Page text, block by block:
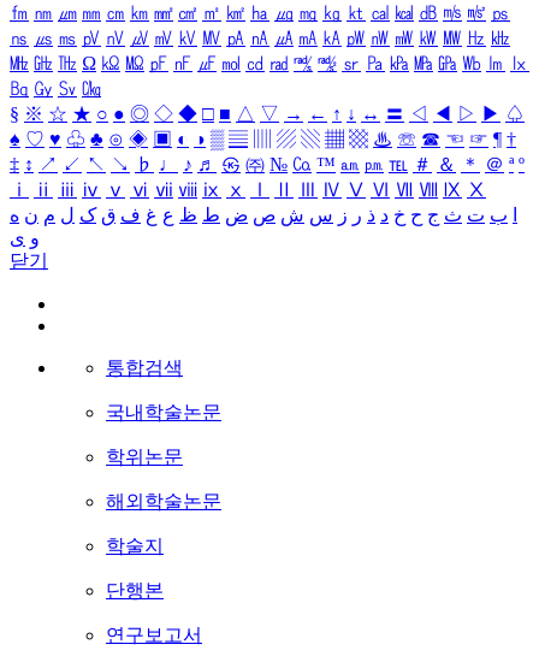
㎙ ㎚ ㎛ ㎜ ㎝ ㎞ ㎟ ㎠ ㎡ ㎢ ㏊ ㎍ ㎎ ㎏ ㏏ ㎈ ㎉ ㏈ ㎧ ㎨ ㎰
㎱ ㎲ ㎳ ㎴ ㎵ ㎶ ㎷ ㎸ ㎹ ㎀ ㎁ ㎂ ㎃ ㎄ ㎺ ㎻ ㎽ ㎾ ㎿ ㎐ ㎑
㎒ ㎓ ㎔ Ω ㏀ ㏁ ㎊ ㎋ ㎌ ㏖ ㏅ ㎭ ㎮ ㎯ ㏛ ㎩ ㎪ ㎫ ㎬ ㏝ ㏐
㏓
㏃ ㏉ ㏜ ㏆
§ ※ ☆ ★ ○ ● ◎ ◇ ◆ □ ■ △ ▽ → ← ↑ ↓ ↔ 〓 ◁ ◀ ▷ ▶ ♤
♠ ♡ ♥ ♧ ♣ ⊙ ◈ ▣ ◐ ◑ ▒ ▤ ▨ ▧ ▦ ▩ ♨ ☏ ☎ ☜ ☞ ¶ †
‡ ↕ ↗ ↙ ↖ ↘ ♭ ♩ ♪ ♬ ㉿ ㈜ № ㏇ ™ ㏂ ㏘ ℡ ＃ ＆ ＊ ＠ ª º
ⅰ
ⅱ ⅲ ⅳ ⅴ ⅵ ⅶ ⅷ ⅸ ⅹ Ⅳ Ⅴ Ⅵ Ⅶ Ⅷ Ⅸ Ⅹ
ب ت ث ج ح خ د ذ ر ز س ش ص ض ط ظ ع غ ف ق ک ل م ن ه
و ی
닫기
통합검색
국내학술논문
학위논문
해외학술논문
학술지
단행본
연구보고서